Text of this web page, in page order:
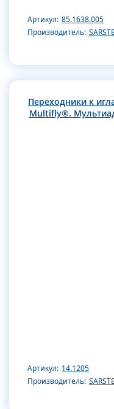
Артикул: 85.1638.005
Производитель:
Переходники к
Multifly®.
Артикул: 14.1205
Производитель: